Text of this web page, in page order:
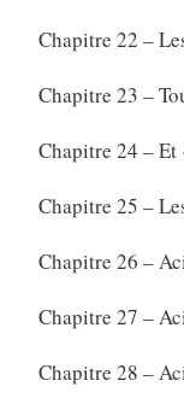
Chapitre 22 –
Chapitre 23 –
Chapitre 24 – Et
Chapitre 25 –
Chapitre 26 –
Chapitre 27 –
Chapitre 28 –